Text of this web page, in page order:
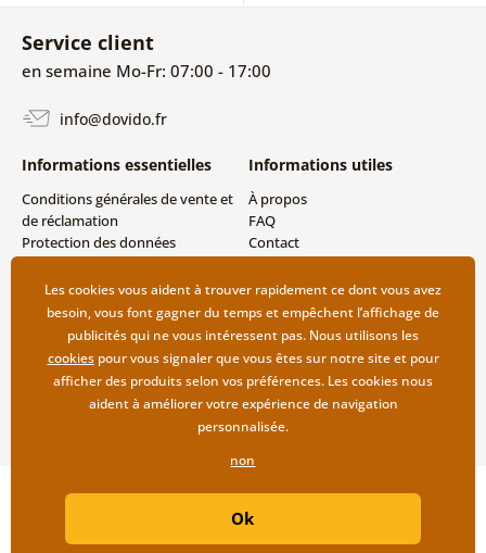
Service client
en semaine Mo-Fr: 07:00 - 17:00
info@dovido.fr
Informations essentielles
Conditions générales de vente et
de réclamation
Protection des données
Modes de livraison et de
paiement
Retour des produits
Informations utiles
À propos
FAQ
Contact
Copyright ©2019 © Dovido.fr.
| Boutique en ligne créée par
Les cookies vous aident à trouver rapidement ce dont vous avez
besoin, vous font gagner du temps et empêchent l’affichage de
publicités qui ne vous intéressent pas. Nous utilisons les
cookiespour vous signaler que vous êtes sur notre site et pour
afficher des produits selon vos préférences. Les cookies nous
aident à améliorer votre expérience de navigation
personnalisée.
non
Ok